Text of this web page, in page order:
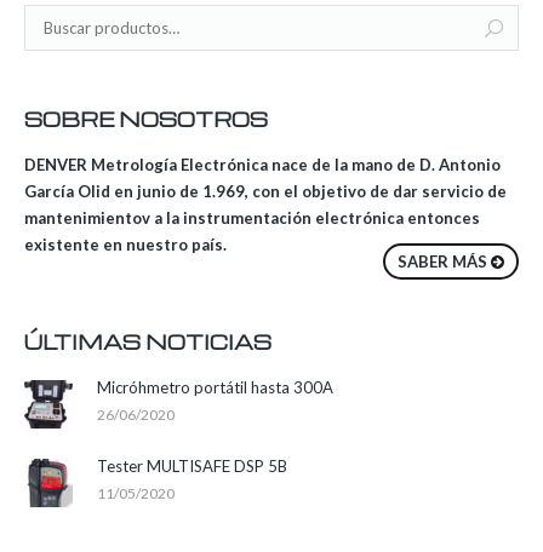
SOBRE NOSOTROS
DENVER Metrología Electrónica nace de la mano de D. Antonio
García Olid en junio de 1.969, con el objetivo de dar servicio de
mantenimientov a la instrumentación electrónica entonces
existente en nuestro país.
SABER MÁS
ÚLTIMAS NOTICIAS
Micróhmetro portátil hasta 300A
26/06/2020
Tester MULTISAFE DSP 5B
11/05/2020